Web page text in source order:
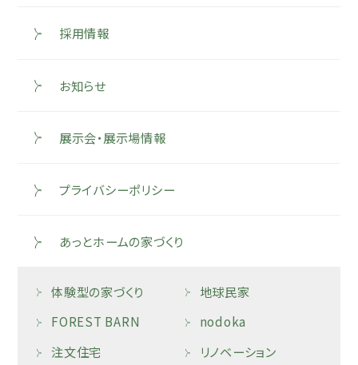
採用情報
お知らせ
展示会・展示場情報
プライバシーポリシー
あっとホームの家づくり
体験型の家づくり
地球民家
FOREST BARN
nodoka
注文住宅
リノベーション